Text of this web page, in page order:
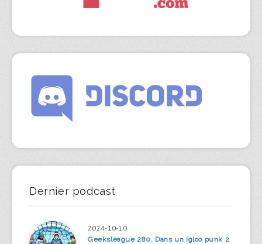
Dernier podcast
2024-10-10
Geeksleague 280, Dans un igloo punk 2